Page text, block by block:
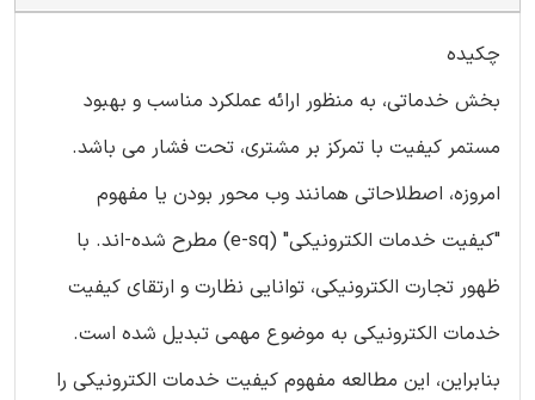
چکیده
بخش خدماتی، به منظور ارائه عملکرد مناسب و بهبود
مستمر کیفیت با تمرکز بر مشتری، تحت فشار می باشد.
امروزه، اصطلاحاتی همانند وب محور بودن یا مفهوم
"کیفیت خدمات الکترونیکی" (e-sq) مطرح شده-اند. با
ظهور تجارت الکترونیکی، توانایی نظارت و ارتقای کیفیت
خدمات الکترونیکی به موضوع مهمی تبدیل شده است.
بنابراین، این مطالعه مفهوم کیفیت خدمات الکترونیکی را